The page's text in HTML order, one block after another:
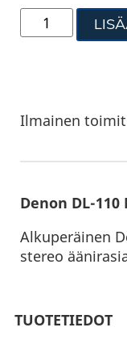
Ilmainen
Denon DL-110
Alkuperäinen
stereo
TUOTETIEDOT